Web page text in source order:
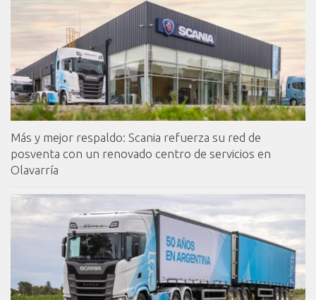
Más y mejor respaldo: Scania refuerza su red de
posventa con un renovado centro de servicios en
Olavarría